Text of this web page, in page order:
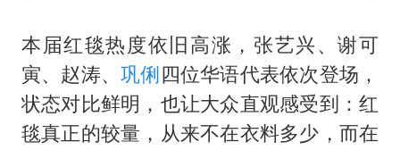
本届红毯热度依旧高涨，张艺兴、谢可
寅、赵涛、巩俐四位华语代表依次登场，
状态对比鲜明，也让大众直观感受到：红
毯真正的较量，从来不在衣料多少，而在